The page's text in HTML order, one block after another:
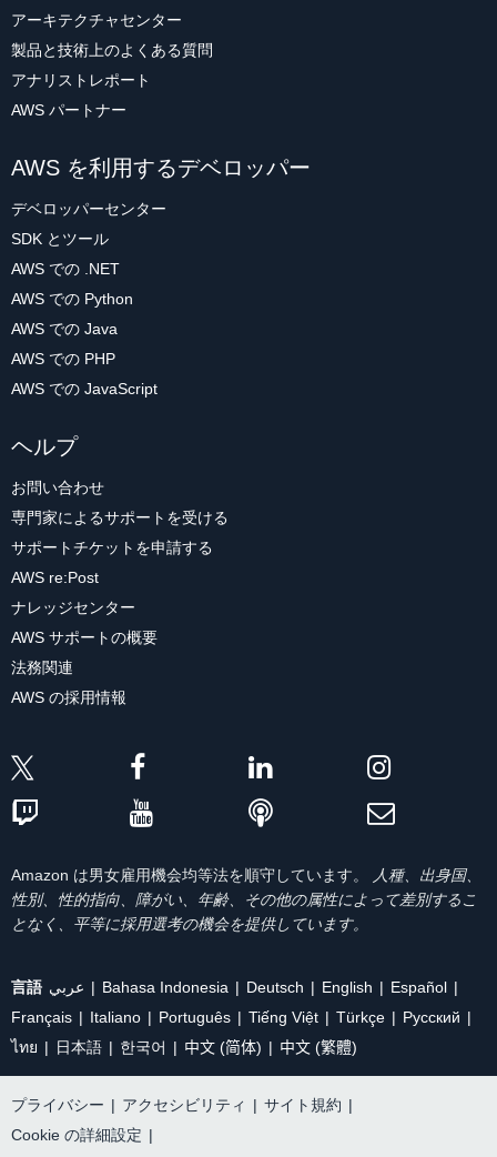
アーキテクチャセンター
製品と技術上のよくある質問
アナリストレポート
AWS パートナー
AWS を利用するデベロッパー
デベロッパーセンター
SDK とツール
AWS での .NET
AWS での Python
AWS での Java
AWS での PHP
AWS での JavaScript
ヘルプ
お問い合わせ
専門家によるサポートを受ける
サポートチケットを申請する
AWS re:Post
ナレッジセンター
AWS サポートの概要
法務関連
AWS の採用情報
Amazon は男女雇用機会均等法を順守しています。
人種、出身国、
性別、性的指向、障がい、年齢、その他の属性によって差別するこ
となく、平等に採用選考の機会を提供しています。
言語 عربي Bahasa Indonesia Deutsch English
Español
Français
Italiano Português Tiếng Việt Türkçe
Ρусский
ไทย
日本語 한국어 中文 (简体) 中文 (繁體)
プライバシー | アクセシビリティ | サイト規約 |
Cookie の詳細設定 |